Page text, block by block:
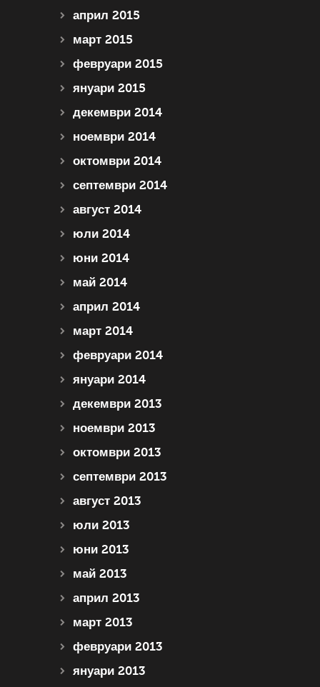
април 2015
март 2015
февруари 2015
януари 2015
декември 2014
ноември 2014
октомври 2014
септември 2014
август 2014
юли 2014
юни 2014
май 2014
април 2014
март 2014
февруари 2014
януари 2014
декември 2013
ноември 2013
октомври 2013
септември 2013
август 2013
юли 2013
юни 2013
май 2013
април 2013
март 2013
февруари 2013
януари 2013